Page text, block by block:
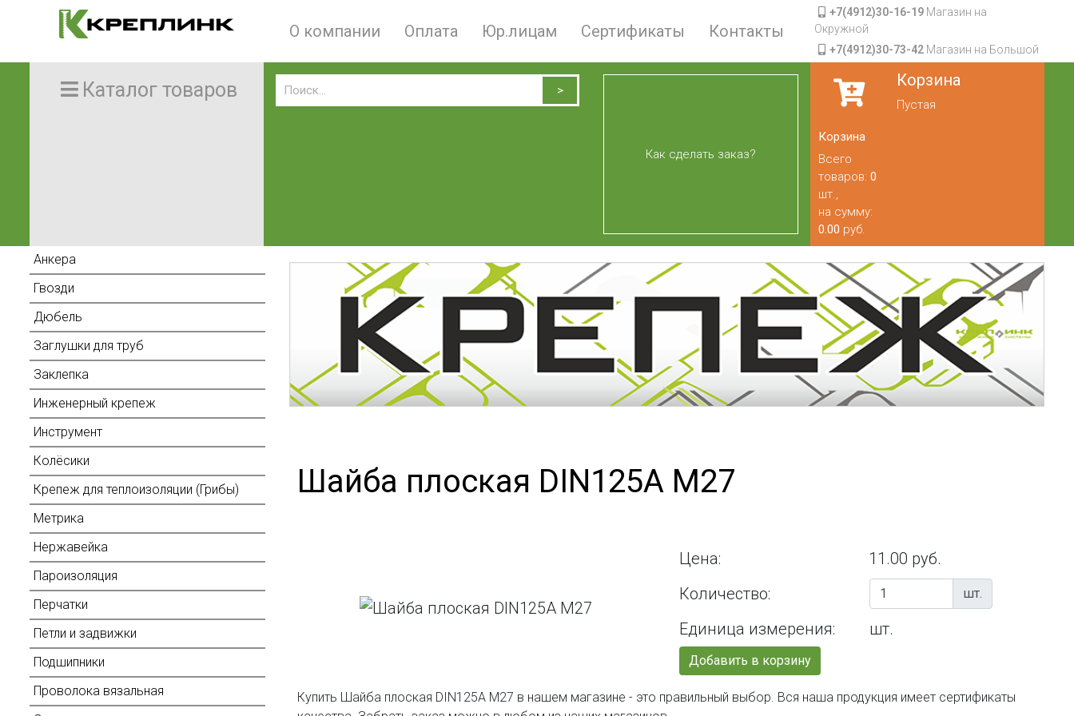
О компании Оплата Юр.лицам Сертификаты Контакты
+7(4912)30-16-19Магазин на
Окружной
+7(4912)30-73-42Магазин на Большой
Каталог товаров
Как сделать заказ?
Корзина
Пустая
Корзина
Всего
товаров: 0
шт.,
на сумму:
0.00 руб.
Анкера
Гвозди
Дюбель
Заглушки для труб
Заклепка
Инженерный крепеж
Инструмент
Колёсики
Крепеж для теплоизоляции (Грибы)
Метрика
Нержавейка
Пароизоляция
Перчатки
Петли и задвижки
Подшипники
Проволока вязальная
Шайба плоская DIN125А М27
Цена:
11.00 руб.
Количество:
шт.
Единица измерения: шт.
Добавить в корзину
Купить Шайба плоская DIN125А М27 в нашем магазине - это правильный выбор. Вся наша продукция имеет сертификаты